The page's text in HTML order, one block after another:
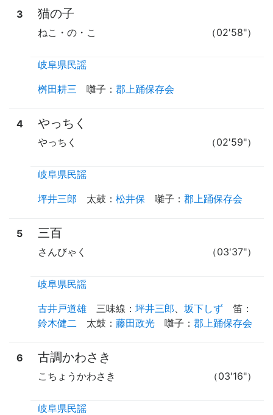
3 猫の子
（02'58"）
ねこ・の・こ
岐阜県民謡
桝田耕三
囃子 ： 郡上踊保存会
4 やっちく
（02'59"）
やっちく
岐阜県民謡
坪井三郎
太鼓 ： 松井保 囃子 ： 郡上踊保存会
5 三百
（03'37"）
さんびゃく
岐阜県民謡
古井戸道雄
三味線 ： 坪井三郎 坂下しず 笛 ：
鈴木健二
太鼓 ： 藤田政光 囃子 ： 郡上踊保存会
6 古調かわさき
（03'16"）
こちょうかわさき
岐阜県民謡